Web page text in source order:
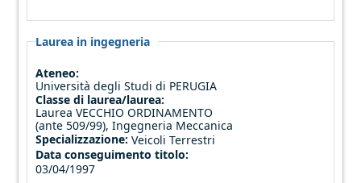
Laurea in ingegneria
Ateneo:
Università degli Studi di PERUGIA
Classe di laurea/laurea:
Laurea VECCHIO ORDINAMENTO
(ante 509/99), Ingegneria Meccanica
Specializzazione:Veicoli Terrestri
Data conseguimento titolo:
03/04/1997